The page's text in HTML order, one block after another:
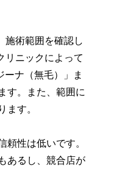
施術範囲を確認し
リニックによって
ーナ（無毛）」ま
す。また、範囲に
ます。
頼性は低いです。
あるし、競合店が